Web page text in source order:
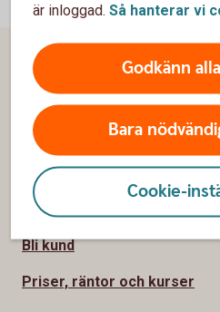
är inloggad. Så hanterar vi
Godkänn
Bara
Cookie-
Sidfot
Hitta snabbt
Kontakta oss
Spärrhjälp
Hitta bankkontor
Bli kund
Priser, räntor och kurser